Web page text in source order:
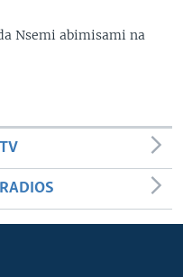
Nsemi abimisami na